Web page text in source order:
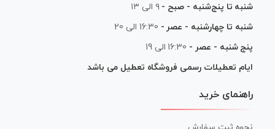
شنبه تا پنج‌شنبه - صبح - ۹ الی ۱۳
شنبه تا چهارشنبه - عصر - 16:30 الی 20
پنج شنبه - عصر - 16:30 الی 19
ایام تعطیلات رسمی فروشگاه تعطیل می باشد
راهنمای خرید